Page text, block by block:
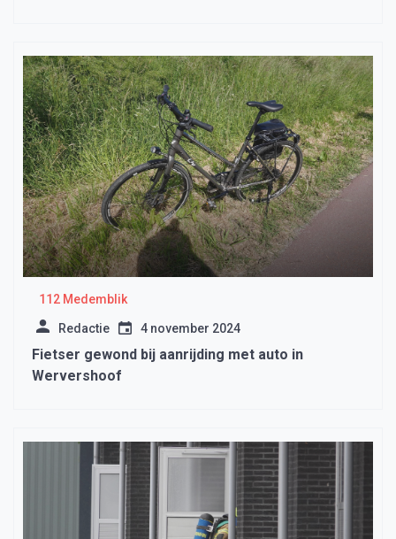
112 Medemblik
Redactie 4 november 2024
Fietser gewond bij aanrijding met auto in
Wervershoof